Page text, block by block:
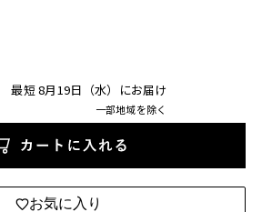
最短 8月19日（水）にお届け
一部地域を除く
カートに入れる
お気に入り